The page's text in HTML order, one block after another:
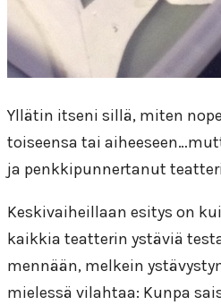
Yllätin itseni sillä, miten
toiseensa tai
ja penkkipunnertanut
Keskivaiheillaan esitys on
kaikkia teatterin ystäviä
mennään, melkein
mielessä vilahtaa: Kunpa